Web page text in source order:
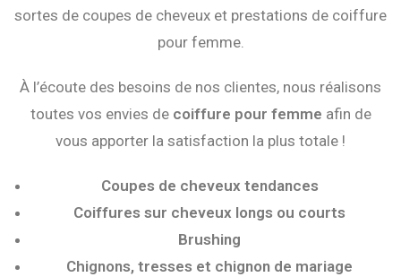
sortes de coupes de cheveux et prestations de coiffure
pour femme.
À l’écoute des besoins de nos clientes, nous réalisons
toutes vos envies decoiffure pour femme afin de
vous apporter la satisfaction la plus totale !
Coupes de cheveux tendances
Coiffures sur cheveux longs ou courts
Brushing
Chignons, tresses et chignon de mariage